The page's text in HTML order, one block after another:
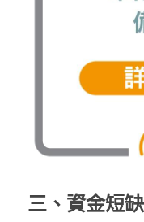
三、 資金短